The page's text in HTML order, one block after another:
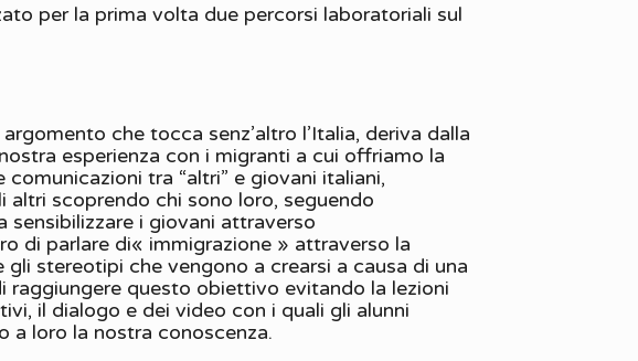
per la prima volta due percorsi laboratoriali sul
che tocca senz’altro l’Italia, deriva dalla
esperienza con i migranti a cui offriamo la
tra “altri” e giovani italiani,
altri scoprendo chi sono loro, seguendo
sensibilizzare i giovani attraverso
di parlare di« immigrazione » attraverso la
stereotipi che vengono a crearsi a causa di una
raggiungere questo obiettivo evitando la lezioni
il dialogo e dei video con i quali gli alunni
a loro la nostra conoscenza.